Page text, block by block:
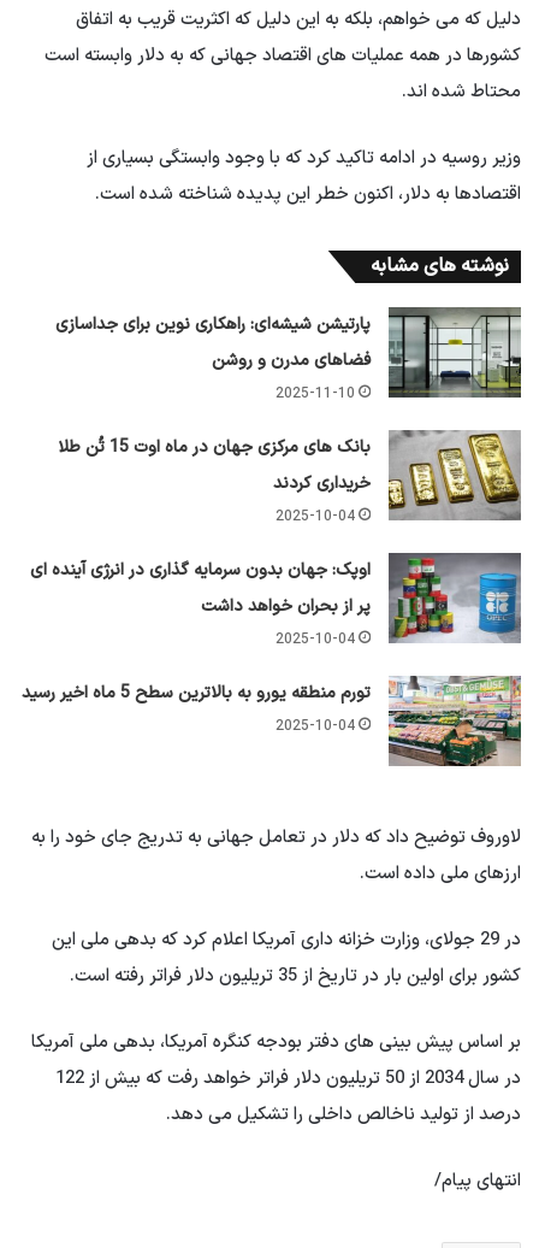
دلیل که می خواهم، بلکه به این دلیل که اکثریت قریب به اتفاق
کشورها در همه عملیات های اقتصاد جهانی که به دلار وابسته است
محتاط شده اند.
وزیر روسیه در ادامه تاکید کرد که با وجود وابستگی بسیاری از
اقتصادها به دلار، اکنون خطر این پدیده شناخته شده است.
نوشته های مشابه
پارتیشن شیشه‌ای: راهکاری نوین برای جداسازی
فضاهای مدرن و روشن
2025-11-10
بانک های مرکزی جهان در ماه اوت 15 تُن طلا
خریداری کردند
2025-10-04
اوپک: جهان بدون سرمایه گذاری در انرژی آینده ای
پر از بحران خواهد داشت
2025-10-04
تورم منطقه یورو به بالاترین سطح 5 ماه اخیر رسید
2025-10-04
لاوروف توضیح داد که دلار در تعامل جهانی به تدریج جای خود را به
ارزهای ملی داده است.
در 29 جولای، وزارت خزانه داری آمریکا اعلام کرد که بدهی ملی این
کشور برای اولین بار در تاریخ از 35 تریلیون دلار فراتر رفته است.
بر اساس پیش بینی های دفتر بودجه کنگره آمریکا، بدهی ملی آمریکا
در سال 2034 از 50 تریلیون دلار فراتر خواهد رفت که بیش از 122
درصد از تولید ناخالص داخلی را تشکیل می دهد.
انتهای پیام/